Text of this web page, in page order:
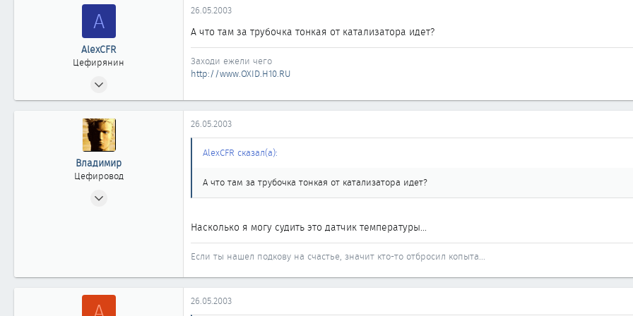
A
AlexCFR
Цефирянин
408
26.05.2003
А что там за трубочка тонкая от катализатора идет?
Заходи ежели чего
http://www.OXID.H10.RU
Владимир
Цефировод
26.05.2003
AlexCFR сказал(а):
А что там за трубочка тонкая от катализатора идет?
Насколько я могу судить это датчик температуры...
Если ты нашел подкову на счастье, значит кто-то отбросил копыта...
26.05.2003